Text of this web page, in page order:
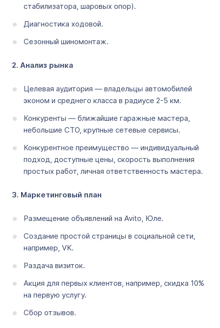
стабилизатора, шаровых опор).
Диагностика ходовой.
Сезонный шиномонтаж.
2. Анализ рынка
Целевая аудитория ― владельцы автомобилей
эконом и среднего класса в радиусе 2-5 км.
Конкуренты ― ближайшие гаражные мастера,
небольшие СТО, крупные сетевые сервисы.
Конкурентное преимущество ― индивидуальный
подход, доступные цены, скорость выполнения
простых работ, личная ответственность мастера.
3. Маркетинговый план
Размещение объявлений на Avito, Юле.
Создание простой страницы в социальной сети,
например, VK.
Раздача визиток.
Акция для первых клиентов, например, скидка 10%
на первую услугу.
Сбор отзывов.